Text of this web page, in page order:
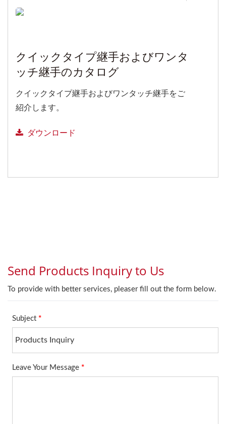
クイックタイプ継手およびワンタ
ッチ継手のカタログ
クイックタイプ継手およびワンタッチ継手をご
紹介します。
ダウンロード